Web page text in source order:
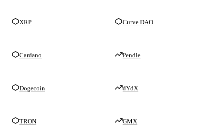
XRP
Cardano
Dogecoin
TRON
Curve DAO
Pendle
dYdX
GMX